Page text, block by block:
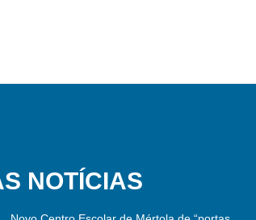
NOTÍCIAS